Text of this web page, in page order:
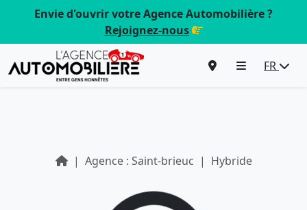
Envie d'ouvrir votre Agence Automobilière ?
Rejoignez-nous
FR
Agence : Saint-brieuc Hybride